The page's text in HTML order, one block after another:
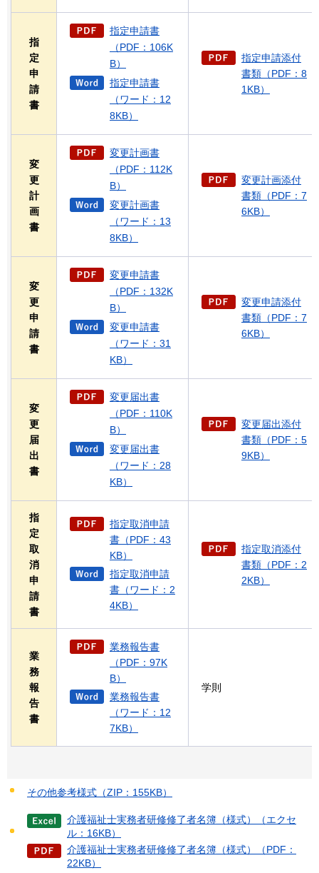
指
定
申
請
書
指定申請書
（PDF：106K
B）
指定申請書
（ワード：12
8KB）
指定申請添付
書類（PDF：8
1KB）
変
更
計
画
書
変更計画書
（PDF：112K
B）
変更計画書
（ワード：13
8KB）
変更計画添付
書類（PDF：7
6KB）
変
更
申
請
書
変更申請書
（PDF：132K
B）
変更申請書
（ワード：31
KB）
変更申請添付
書類（PDF：7
6KB）
変
更
届
出
書
変更届出書
（PDF：110K
B）
変更届出書
（ワード：28
KB）
変更届出添付
書類（PDF：5
9KB）
指
定
取
消
申
請
書
指定取消申請
書（PDF：43
KB）
指定取消申請
書（ワード：2
4KB）
指定取消添付
書類（PDF：2
2KB）
業
務
報
告
書
業務報告書
（PDF：97K
B）
業務報告書
（ワード：12
7KB）
学則
その他参考様式（ZIP：155KB）
介護福祉士実務者研修修了者名簿（様式）（エクセ
ル：16KB）
介護福祉士実務者研修修了者名簿（様式）（PDF：
22KB）